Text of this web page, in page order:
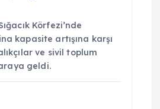
Körfezi’nde
kapasite artışına karşı
ve sivil toplum
geldi.